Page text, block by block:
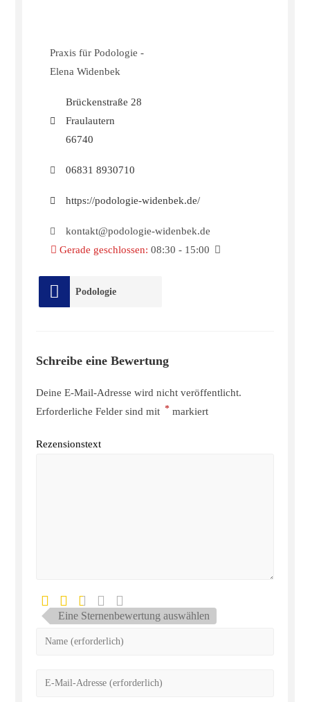
Praxis für Podologie -
Elena Widenbek
Brückenstraße 28
Fraulautern
66740
06831 8930710
https://podologie-widenbek.de/
kontakt@podologie-widenbek.de
Gerade geschlossen: 08:30 - 15:00
Podologie
Schreibe eine Bewertung
Deine E-Mail-Adresse wird nicht veröffentlicht.
Erforderliche Felder sind mit * markiert
Rezensionstext
Eine Sternenbewertung auswählen